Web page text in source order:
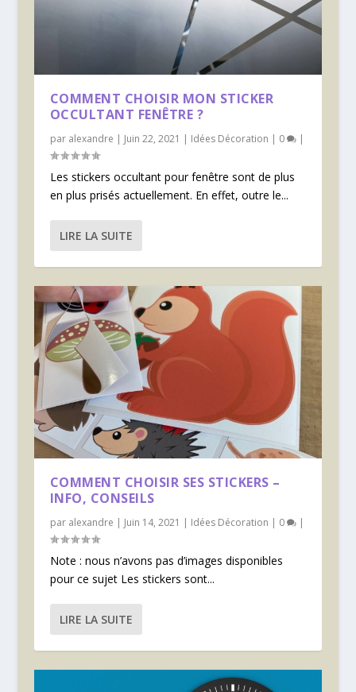
COMMENT CHOISIR MON STICKER
OCCULTANT FENÊTRE ?
par alexandre | Juin 22, 2021 | Idées Décoration | 0 |
Les stickers occultant pour fenêtre sont de plus
en plus prisés actuellement. En effet, outre le...
LIRE LA SUITE
COMMENT CHOISIR SES STICKERS –
INFO, CONSEILS
par alexandre | Juin 14, 2021 | Idées Décoration | 0 |
Note : nous n’avons pas d’images disponibles
pour ce sujet Les stickers sont...
LIRE LA SUITE